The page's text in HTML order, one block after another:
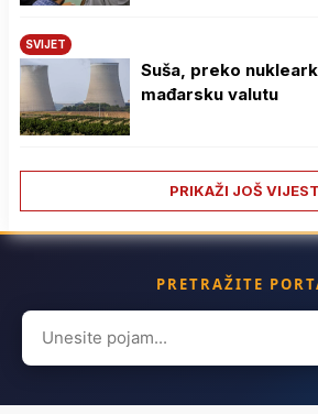
SVIJET
Suša, preko
mađarsku valutu
PRIKAŽI JOŠ
PRETRAŽITE
Search
for: